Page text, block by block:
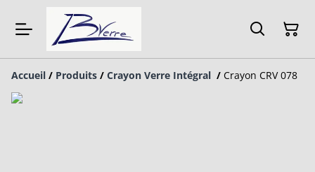
Accueil / Produits / Crayon Verre Intégral / Crayon CRV 078